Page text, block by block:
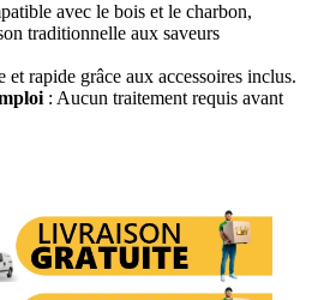
avec le bois et le charbon,
traditionnelle aux saveurs
et rapide grâce aux accessoires inclus.
: Aucun traitement requis avant